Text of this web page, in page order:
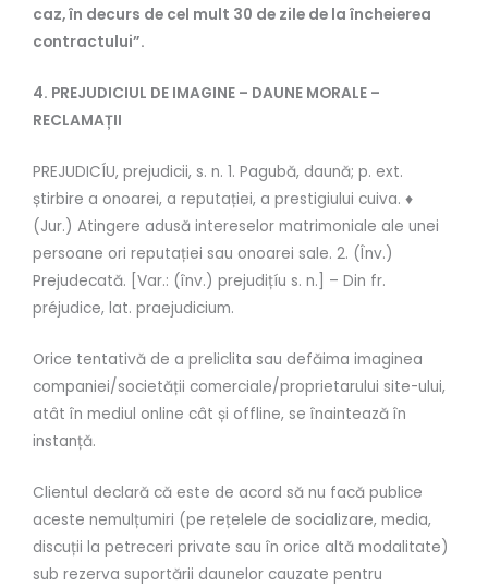
caz, în decurs de cel mult 30 de zile de la încheierea
contractului”.
4. PREJUDICIUL DE IMAGINE – DAUNE MORALE –
RECLAMAȚII
PREJUDICÍU, prejudicii, s. n. 1. Pagubă, daună; p. ext.
știrbire a onoarei, a reputației, a prestigiului cuiva. ♦
(Jur.) Atingere adusă intereselor matrimoniale ale unei
persoane ori reputației sau onoarei sale. 2. (Înv.)
Prejudecată. [Var.: (înv.) prejudițíu s. n.] – Din fr.
préjudice, lat. praejudicium.
Orice tentativă de a preliclita sau defăima imaginea
companiei/societății comerciale/proprietarului site-ului,
atât în mediul online cât și offline, se înaintează în
instanță.
Clientul declară că este de acord să nu facă publice
aceste nemulțumiri (pe rețelele de socializare, media,
discuții la petreceri private sau în orice altă modalitate)
sub rezerva suportării daunelor cauzate pentru